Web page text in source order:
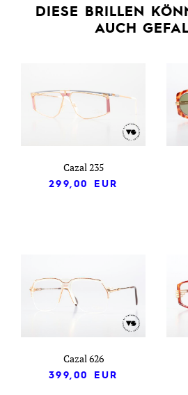
DIESE BRILLEN
AUCH
Cazal 235
299,00
EUR
Cazal 626
399,00
EUR